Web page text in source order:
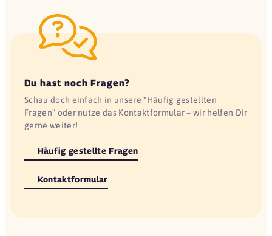
Du hast noch Fragen?
Schau doch einfach in unsere "Häufig gestellten
Fragen" oder nutze das Kontaktformular – wir helfen Dir
gerne weiter!
Häufig gestellte Fragen
Kontaktformular